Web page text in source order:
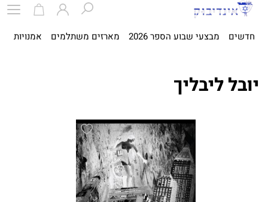
חדשים מבצעי שבוע הספר 2026 מארזים משתלמים אמנויות
יובל ליבליך